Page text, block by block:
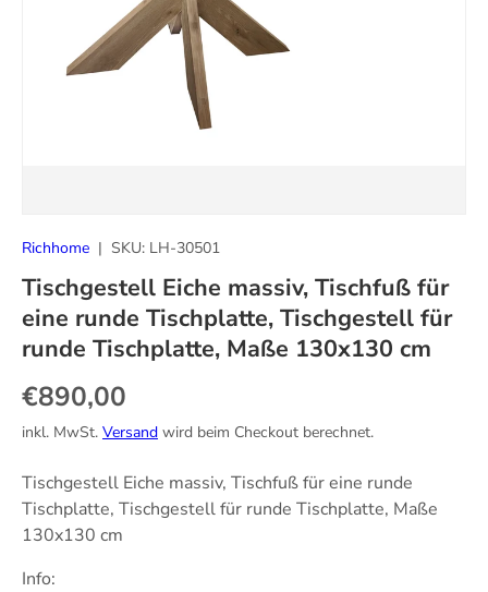
Richhome | SKU: LH-30501
Tischgestell Eiche massiv, Tischfuß für
eine runde Tischplatte, Tischgestell für
runde Tischplatte, Maße 130x130 cm
Normaler Preis
€890,00
inkl. MwSt. Versand wird beim Checkout berechnet.
Tischgestell Eiche massiv, Tischfuß für eine runde
Tischplatte, Tischgestell für runde Tischplatte, Maße
130x130 cm
Info: